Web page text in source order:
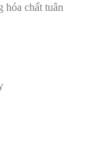
hóa chất tuân